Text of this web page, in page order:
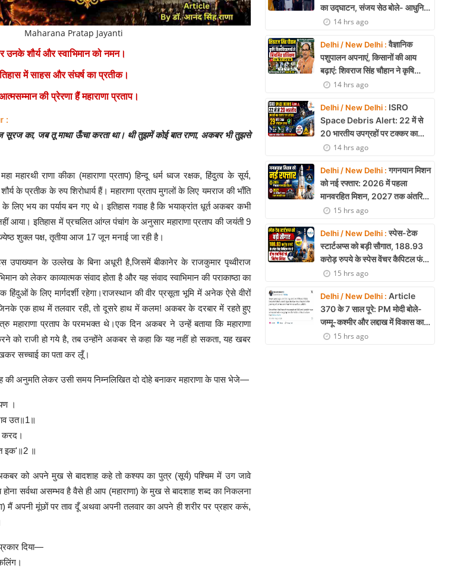
Maharana Pratap Jayanti
उनके शौर्य और स्वाभिमान को नमन।
में साहस और संघर्ष का प्रतीक।
की प्रेरणा हैं महाराणा प्रताप।
:
सूरज का, जब तू माथा ऊँचा करता था। थी तुझमें कोई बात राणा, अकबर भी तुझसे
महारथी राणा कीका (महाराणा प्रताप) हिन्दू धर्म ध्वज रक्षक, हिंदुत्व के सूर्य,
के प्रतीक के रुप शिरोधार्य हैं। महाराणा प्रताप मुगलों के लिए यमराज की भाँति
भय का पर्याय बन गए थे। इतिहास गवाह है कि भयाक्रांत धूर्त अकबर कभी
आया। इतिहास में प्रचलित आंग्ल पंचांग के अनुसार महाराणा प्रताप की जयंती 9
शुक्ल पक्ष, तृतीया आज 17 जून मनाई जा रही है।
इस उपाख्यान के उल्लेख के बिना अधूरी है,जिसमें बीकानेर के राजकुमार पृथ्वीराज
को लेकर काव्यात्मक संवाद होता है और यह संवाद स्वाभिमान की पराकाष्ठा का
हिंदुओं के लिए मार्गदर्शी रहेगा।राजस्थान की वीर प्रसूता भूमि में अनेक ऐसे वीरों
एक हाथ में तलवार रही, तो दूसरे हाथ में कलम! अकबर के दरबार में रहते हुए
प्रताप के परमभक्त थे।एक दिन अकबर ने उन्हें बताया कि महाराणा
को राजी हो गये है, तब उन्होंने अकबर से कहा कि यह नहीं हो सकता, यह खबर
सच्चाई का पता कर लूँ।
की अनुमति लेकर उसी समय निम्नलिखित दो दोहे बनाकर महाराणा के पास भेजे—
।
उत॥1॥
करद।
इक'॥2 ॥
अकबर को अपने मुख से बादशाह कहे तो कश्यप का पुत्र (सूर्य) पश्चिम में उग जावे
सर्वथा असम्भव है वैसे ही आप (महाराणा) के मुख से बादशाह शब्द का निकलना
मैं अपनी मूंछों पर ताव दूँ अथवा अपनी तलवार का अपने ही शरीर पर प्रहार करूं,
दिया—
का उद्घाटन, संजय सेठ बोले- आधुनिक
तकनीक से मिलेगी बड़ी राहत
14 hrs ago
Delhi / New Delhi :वैज्ञानिक
पशुपालन अपनाएं, किसानों की आय
बढ़ाएं: शिवराज सिंह चौहान ने कृषि
विश्वविद्यालयों से नियमित प्रशिक्षण का
14 hrs ago
Delhi / New Delhi : ISRO
Space Debris Alert: 22 में से
20 भारतीय उपग्रहों पर टक्कर का
खतरा, 29 बार CAM ऑपरेशन सफल
14 hrs ago
Delhi / New Delhi :गगनयान मिशन
को नई रफ्तार: 2026 में पहला
मानवरहित मिशन, 2027 तक अंतरिक्ष
में जाएगा पहला भारतीय दल
15 hrs ago
Delhi / New Delhi :स्पेस-टेक
स्टार्टअप्स को बड़ी सौगात, 188.93
करोड़ रुपये के स्पेस वेंचर कैपिटल फंड
से तीन कंपनियों को मिलेगा निवेश
15 hrs ago
Delhi / New Delhi : Article
370 के 7 साल पूरे: PM मोदी बोले-
जम्मू-कश्मीर और लद्दाख में विकास का
नया युग शुरू
15 hrs ago